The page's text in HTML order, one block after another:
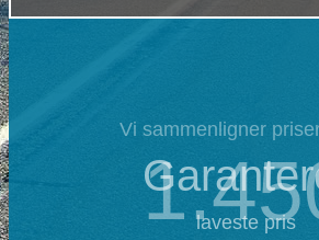
Vi sammenligner
laveste pris